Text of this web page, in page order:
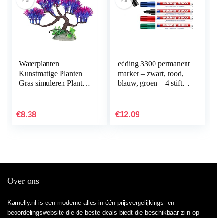
Waterplanten
Kunstmatige Planten
Gras simuleren Planten
Aquarium Groen
€8.38
edding 3300 permanent
marker – zwart, rood,
blauw, groen – 4 stiften
permanent marker…
€12.09
Over ons
Karnelly.nl is een moderne alles-in-één prijsvergelijkings- en
beoordelingswebsite die de beste deals biedt die beschikbaar zijn op